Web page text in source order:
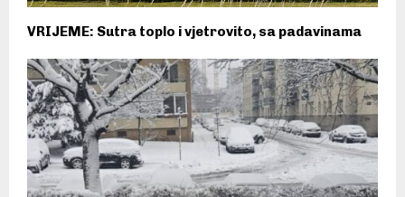
VRIJEME: Sutra toplo i vjetrovito, sa padavinama